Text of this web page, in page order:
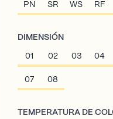
PN SR WS RF
DIMENSIÓN
01 02 03 04
07 08
TEMPERATURA DE